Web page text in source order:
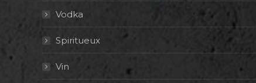
Vodka
Spiritueux
Vin